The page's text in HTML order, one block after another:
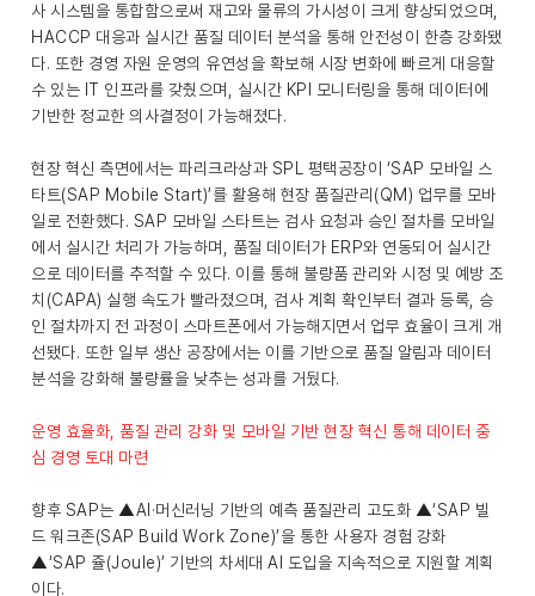
사 시스템을 통합함으로써 재고와 물류의 가시성이 크게 향상되었으며,
HACCP 대응과 실시간 품질 데이터 분석을 통해 안전성이 한층 강화됐
다. 또한 경영 자원 운영의 유연성을 확보해 시장 변화에 빠르게 대응할
수 있는 IT 인프라를 갖췄으며, 실시간 KPI 모니터링을 통해 데이터에
기반한 정교한 의사결정이 가능해졌다.
현장 혁신 측면에서는 파리크라상과 SPL 평택공장이 ‘SAP 모바일 스
타트(SAP Mobile Start)’를 활용해 현장 품질관리(QM) 업무를 모바
일로 전환했다. SAP 모바일 스타트는 검사 요청과 승인 절차를 모바일
에서 실시간 처리가 가능하며, 품질 데이터가 ERP와 연동되어 실시간
으로 데이터를 추적할 수 있다. 이를 통해 불량품 관리와 시정 및 예방 조
치(CAPA) 실행 속도가 빨라졌으며, 검사 계획 확인부터 결과 등록, 승
인 절차까지 전 과정이 스마트폰에서 가능해지면서 업무 효율이 크게 개
선됐다. 또한 일부 생산 공장에서는 이를 기반으로 품질 알림과 데이터
분석을 강화해 불량률을 낮추는 성과를 거뒀다.
운영 효율화, 품질 관리 강화 및 모바일 기반 현장 혁신 통해 데이터 중
심 경영 토대 마련
향후 SAP는 ▲AI·머신러닝 기반의 예측 품질관리 고도화 ▲‘SAP 빌
드 워크존(SAP Build Work Zone)’을 통한 사용자 경험 강화
▲‘SAP 쥴(Joule)’ 기반의 차세대 AI 도입을 지속적으로 지원할 계획
이다.